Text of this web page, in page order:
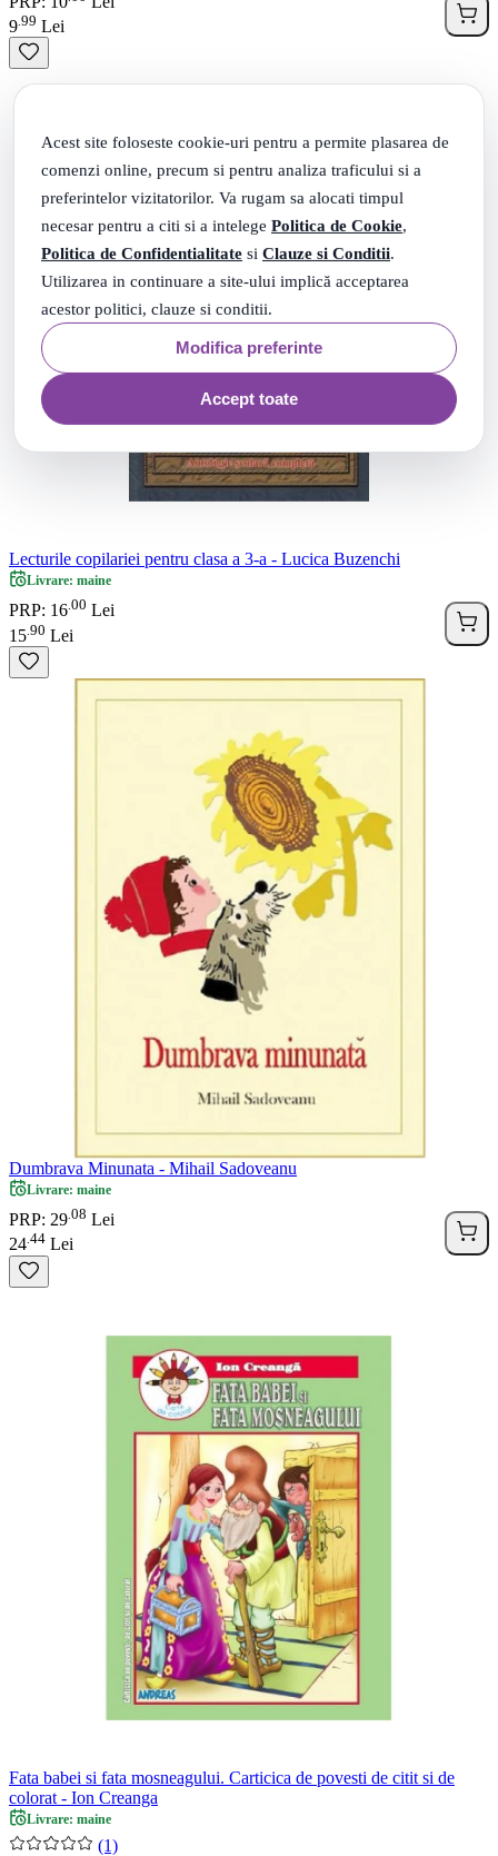
Acest site foloseste cookie-uri pentru a permite plasarea de
comenzi online, precum si pentru analiza traficului si a
preferintelor vizitatorilor. Va rugam sa alocati timpul
necesar pentru a citi si a intelege Politica de Cookie,
Politica de Confidentialitate si Clauze si Conditii.
Utilizarea in continuare a site-ului implică acceptarea
acestor politici, clauze si conditii.
Modifica preferinte
Accept toate
9 99 Lei
Lecturile copilariei pentru clasa a 3-a - Lucica Buzenchi
Livrare: maine
PRP: 16 00 Lei
15 90 Lei
Dumbrava Minunata - Mihail Sadoveanu
Livrare: maine
PRP: 29 08 Lei
24 44 Lei
Fata babei si fata mosneagului. Carticica de povesti de citit si de
colorat - Ion Creanga
Livrare: maine
(1)